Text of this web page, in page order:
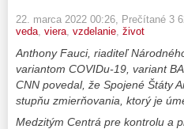
22. marca 2022 00:26 , Prečítané 3
veda viera vzdelanie život
Anthony Fauci, riaditeľ
variantom COVIDu-19, variant
CNN povedal, že Spojené Štáty
stupňu zmierňovania, ktorý je
Medzitým Centrá pre kontrolu a